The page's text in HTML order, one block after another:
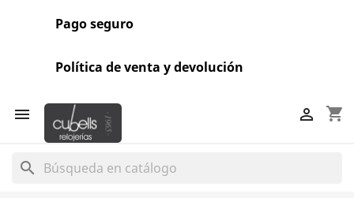
Pago seguro
Política de venta y devolución
 shopping_cart

search